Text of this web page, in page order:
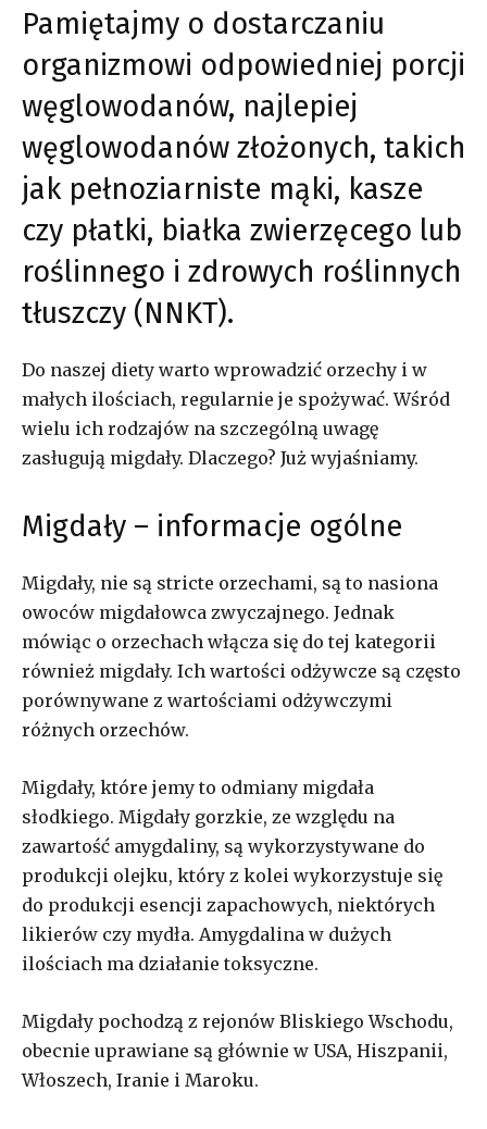
Pamiętajmy o dostarczaniu
organizmowi odpowiedniej porcji
węglowodanów, najlepiej
węglowodanów złożonych, takich
jak pełnoziarniste mąki, kasze
czy płatki, białka zwierzęcego lub
roślinnego i zdrowych roślinnych
tłuszczy (NNKT).
Do naszej diety warto wprowadzić orzechy i w
małych ilościach, regularnie je spożywać. Wśród
wielu ich rodzajów na szczególną uwagę
zasługują migdały. Dlaczego? Już wyjaśniamy.
Migdały – informacje ogólne
Migdały, nie są stricte orzechami, są to nasiona
owoców migdałowca zwyczajnego. Jednak
mówiąc o orzechach włącza się do tej kategorii
również migdały. Ich wartości odżywcze są często
porównywane z wartościami odżywczymi
różnych orzechów.
Migdały, które jemy to odmiany migdała
słodkiego. Migdały gorzkie, ze względu na
zawartość amygdaliny, są wykorzystywane do
produkcji olejku, który z kolei wykorzystuje się
do produkcji esencji zapachowych, niektórych
likierów czy mydła. Amygdalina w dużych
ilościach ma działanie toksyczne.
Migdały pochodzą z rejonów Bliskiego Wschodu,
obecnie uprawiane są głównie w USA, Hiszpanii,
Włoszech, Iranie i Maroku.